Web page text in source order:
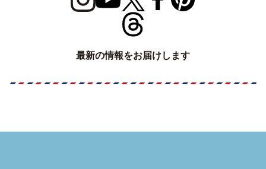
最新の情報をお届けします